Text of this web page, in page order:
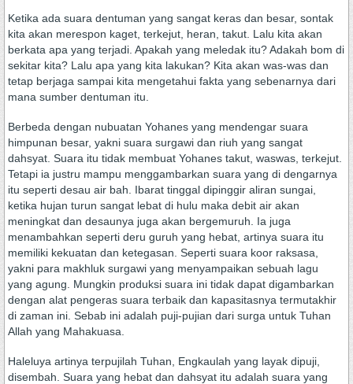
Ketika ada suara dentuman yang sangat keras dan besar, sontak
kita akan merespon kaget, terkejut, heran, takut. Lalu kita akan
berkata apa yang terjadi. Apakah yang meledak itu? Adakah bom di
sekitar kita? Lalu apa yang kita lakukan? Kita akan was-was dan
tetap berjaga sampai kita mengetahui fakta yang sebenarnya dari
mana sumber dentuman itu.
Berbeda dengan nubuatan Yohanes yang mendengar suara
himpunan besar, yakni suara surgawi dan riuh yang sangat
dahsyat. Suara itu tidak membuat Yohanes takut, waswas, terkejut.
Tetapi ia justru mampu menggambarkan suara yang di dengarnya
itu seperti desau air bah. Ibarat tinggal dipinggir aliran sungai,
ketika hujan turun sangat lebat di hulu maka debit air akan
meningkat dan desaunya juga akan bergemuruh. Ia juga
menambahkan seperti deru guruh yang hebat, artinya suara itu
memiliki kekuatan dan ketegasan. Seperti suara koor raksasa,
yakni para makhluk surgawi yang menyampaikan sebuah lagu
yang agung. Mungkin produksi suara ini tidak dapat digambarkan
dengan alat pengeras suara terbaik dan kapasitasnya termutakhir
di zaman ini. Sebab ini adalah puji-pujian dari surga untuk Tuhan
Allah yang Mahakuasa.
Haleluya artinya terpujilah Tuhan, Engkaulah yang layak dipuji,
disembah. Suara yang hebat dan dahsyat itu adalah suara yang